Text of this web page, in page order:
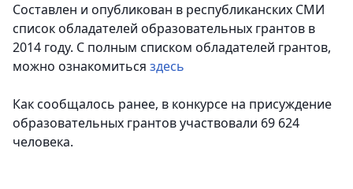
Составлен и опубликован в республиканских СМИ
список обладателей образовательных грантов в
2014 году. С полным списком обладателей грантов,
можно ознакомиться здесь
Как сообщалось ранее, в конкурсе на присуждение
образовательных грантов участвовали 69 624
человека.